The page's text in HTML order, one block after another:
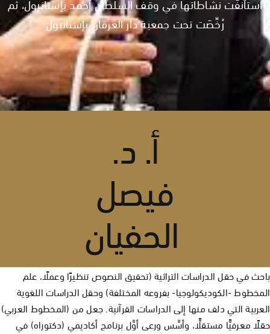
رُخِّصَت تحت جمعية دار العرفان بإستانبول
أ. د.
فيصل
الحفيان
باحث في حقل الدراسات التراثية (تحقيق النصوص تنظيرًا وعملًا، علم
المخطوط -الكوديكولوجيا- بفروعه المختلفة) وحقل الدراسات اللغوية
العربية التي دلف منها إلى الدراسات القرآنية. جعل من (المخطوط العربي)
حقلًا معرفيًّا مستقلًّا، وأسَّس ورعى أوَّل برنامج أكاديمي (دكتوراه) في